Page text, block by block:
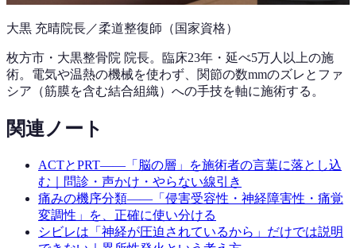
大黒 充晴院長／柔道整復師（国家資格）
枚方市・大黒整骨院 院長。 臨床23年 ・延べ5万人以上の施
術。電気や温熱の機械を使わず、関節の数mmのズレとファ
シア（筋膜を含む結合組織）への手技を軸に施術する。
関連ノート
ACTとPRT——「脳の層」を施術者の言葉に落とし込
む｜問診・声かけ・やらない線引き
痛みの機序分類——「侵害受容性・神経障害性・痛覚
変調性」を、正確に使い分ける
シビレは「神経が圧迫されているから」だけでは説明